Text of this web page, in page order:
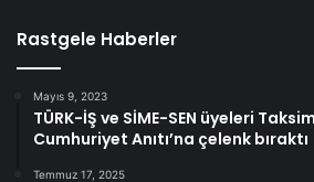
Rastgele Haberler
Mayıs 9, 2023
TÜRK-İŞ ve SİME-SEN üyeleri
Cumhuriyet Anıtı’na çelenk bıraktı
Temmuz 17, 2025